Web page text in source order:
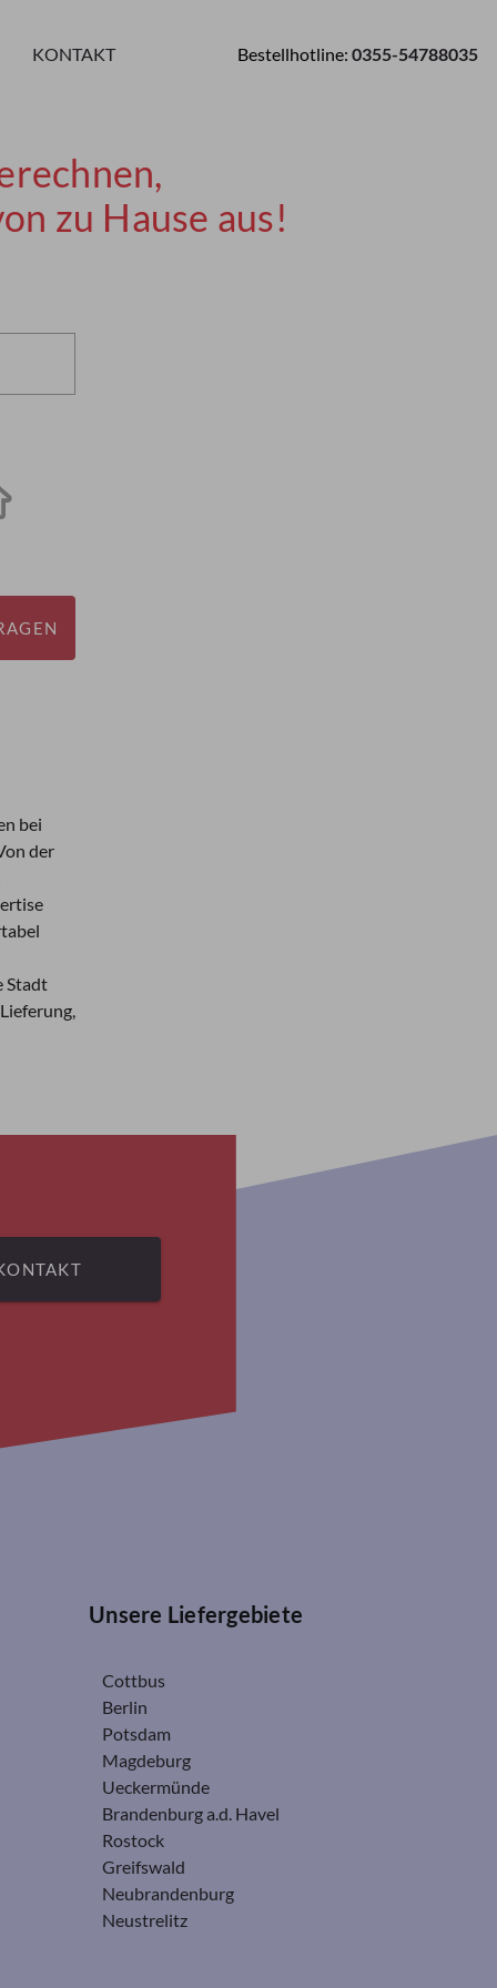
KONTAKT Bestellhotline:0355-54788035
zu Hause aus!
bei
der
Stadt
Unsere Liefergebiete
Cottbus
Berlin
Potsdam
Magdeburg
Ueckermünde
Brandenburg a.d. Havel
Rostock
Greifswald
Neubrandenburg
Neustrelitz